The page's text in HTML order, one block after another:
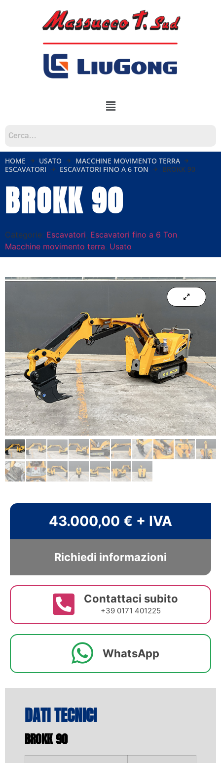
HOME USATO
MACCHINE MOVIMENTO TERRA
ESCAVATORI
ESCAVATORI FINO A 6 TON BROKK 90
BROKK 90
Categorie: Escavatori, Escavatori fino a 6 Ton,
Macchine movimento terra, Usato
43.000,00 € + IVA
Richiedi informazioni
Contattaci subito
+39 0171 401225
WhatsApp
DATI TECNICI
BROKK 90